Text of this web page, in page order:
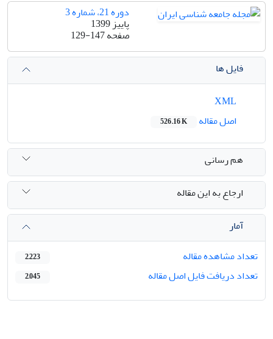
دوره 21، شماره 3
پاییز 1399
صفحه129-147
فایل ها
اصل مقاله
526.16 K
هم رسانی
ارجاع به این مقاله
آمار
تعداد مشاهده مقاله
2,223
تعداد دریافت فایل اصل مقاله 2,045